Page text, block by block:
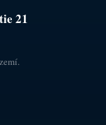
21